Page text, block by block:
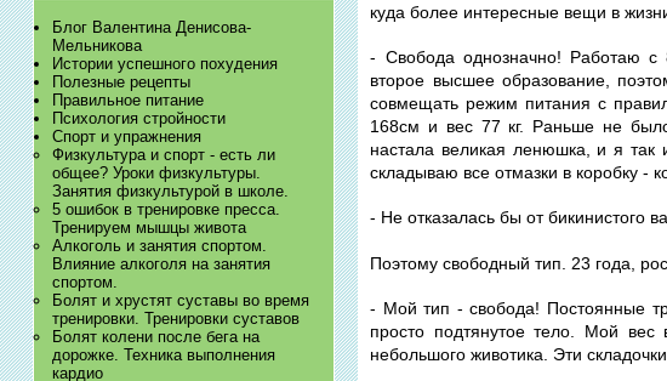
Блог Валентина Денисова-
Мельникова
Истории успешного похудения
Полезные рецепты
Правильное питание
Психология стройности
Спорт и упражнения
Физкультура и спорт - есть ли
общее? Уроки физкультуры.
Занятия физкультурой в школе.
5 ошибок в тренировке пресса.
Тренируем мышцы живота
Алкоголь и занятия спортом.
Влияние алкоголя на занятия
спортом.
Болят и хрустят суставы во время
тренировки. Тренировки суставов
Болят колени после бега на
дорожке. Техника выполнения
кардио
куда более интересные вещи в
- Свобода однозначно! Работаю с
второе высшее образование,
совмещать режим питания с
168см и вес 77 кг. Раньше не
настала великая ленюшка, и я так
складываю все отмазки в коробку -
- Не отказалась бы от бикинистого
Поэтому свободный тип. 23 года,
- Мой тип - свобода! Постоянные
просто подтянутое тело. Мой вес
небольшого животика. Эти